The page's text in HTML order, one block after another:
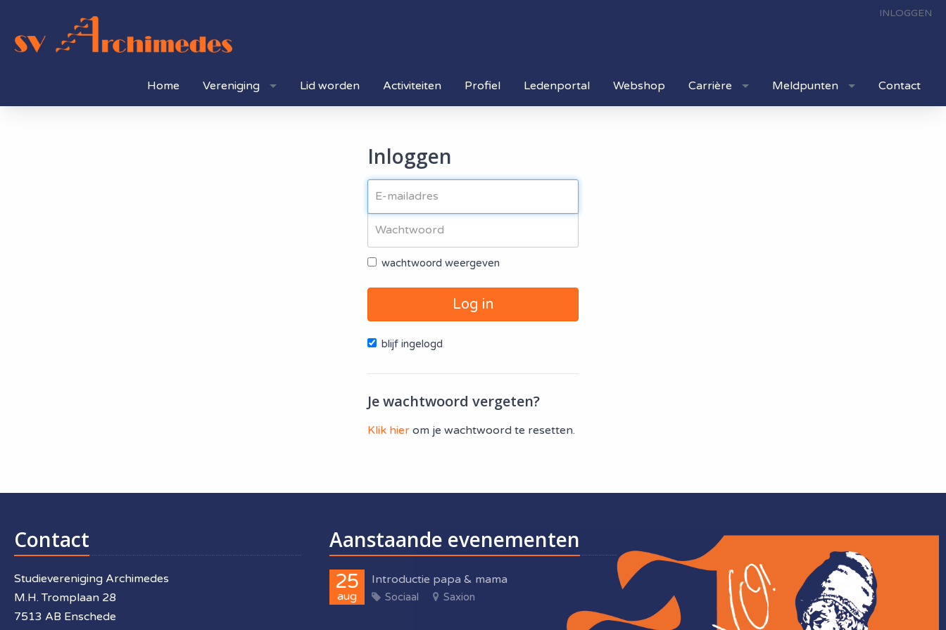
INLOGGEN
Home Vereniging Lid worden Activiteiten Profiel Ledenportal Webshop Carrière Meldpunten Contact
Inloggen
wachtwoord weergeven
Log in
blijf ingelogd
Je wachtwoord vergeten?
Klik hier om je wachtwoord te resetten.
Contact
Studievereniging Archimedes
M.H. Tromplaan 28
7513 AB Enschede
Aanstaande evenementen
25
aug
Introductie papa & mama
Sociaal Saxion